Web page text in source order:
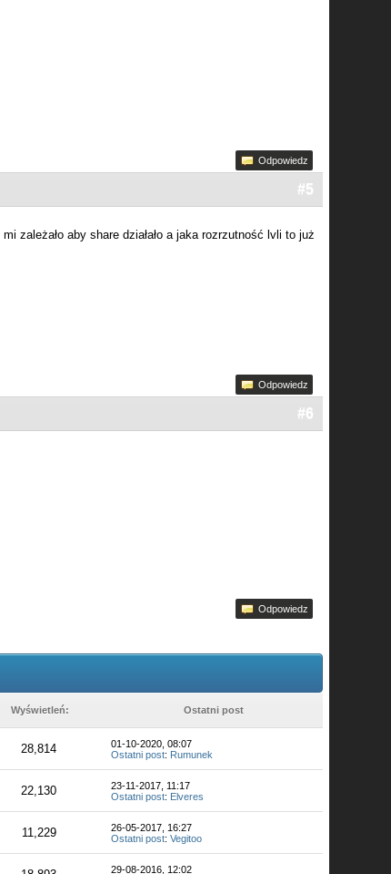
Odpowiedz
#5
zależało aby share działało a jaka rozrzutność lvli to już
Odpowiedz
#6
Odpowiedz
Wyświetleń: Ostatni post
28,814
01-10-2020, 08:07
Ostatni post: Rumunek
22,130
23-11-2017, 11:17
Ostatni post: Elveres
11,229
26-05-2017, 16:27
Ostatni post:Vegitoo
29-08-2016, 12:02